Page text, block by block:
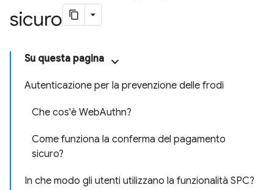
sicuro
Su questa pagina
Autenticazione per la prevenzione delle frodi
Che cos'è WebAuthn?
Come funziona la conferma del pagamento
sicuro?
In che modo gli utenti utilizzano la funzionalità SPC?